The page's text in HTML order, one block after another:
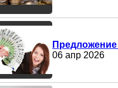
06 апр 2026